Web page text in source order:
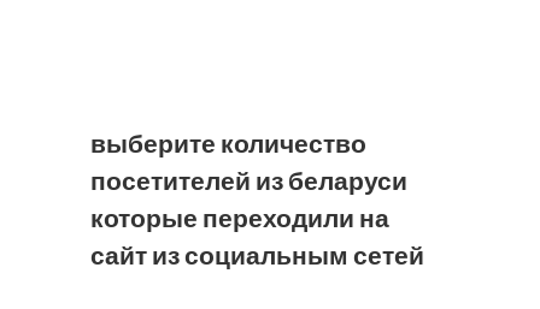
выберите количество
посетителей из беларуси
которые переходили на
сайт из социальным сетей